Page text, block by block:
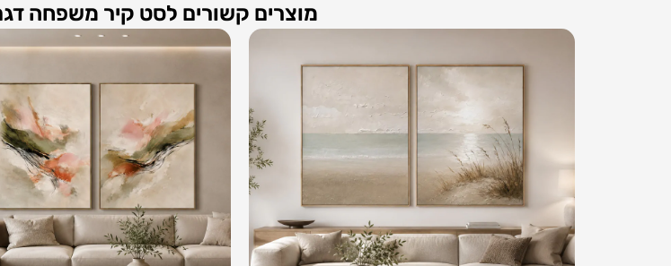
מוצרים קשורים לסט קיר משפחה דגם